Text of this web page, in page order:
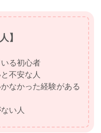
】
る初心者
不安な人
なかった経験がある
い人